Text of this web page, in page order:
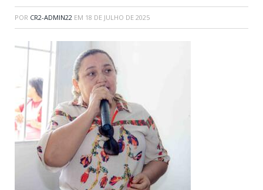
POR CR2-ADMIN22 EM 18 DE JULHO DE 2025